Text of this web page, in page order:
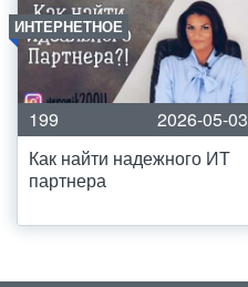
ИНТЕРНЕТНОЕ
199
2026-05-03
Как найти надежного ИТ
партнера